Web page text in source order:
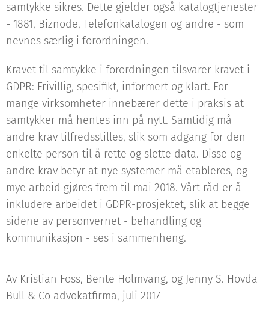
samtykke sikres. Dette gjelder også katalogtjenester
- 1881, Biznode, Telefonkatalogen og andre - som
nevnes særlig i forordningen.
Kravet til samtykke i forordningen tilsvarer kravet i
GDPR: Frivillig, spesifikt, informert og klart. For
mange virksomheter innebærer dette i praksis at
samtykker må hentes inn på nytt. Samtidig må
andre krav tilfredsstilles, slik som adgang for den
enkelte person til å rette og slette data. Disse og
andre krav betyr at nye systemer må etableres, og
mye arbeid gjøres frem til mai 2018. Vårt råd er å
inkludere arbeidet i GDPR-prosjektet, slik at begge
sidene av personvernet - behandling og
kommunikasjon - ses i sammenheng.
Av Kristian Foss, Bente Holmvang, og Jenny S. Hovda
Bull & Co advokatfirma, juli 2017